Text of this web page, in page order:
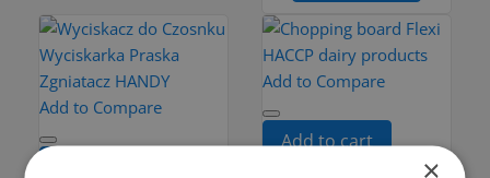
Add to Compare
Add to Compare
Add to cart
×